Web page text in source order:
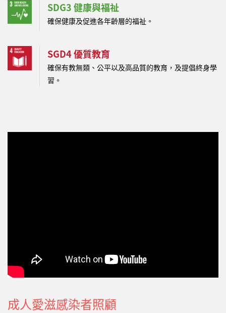
SDG3 健康與福祉
確保健康及促進各年齡層的福祉。
SGD4 優質教育
確保有教無類、公平以及高品質的教育，及提倡終身學
習。
成人愛滋感染者照顧